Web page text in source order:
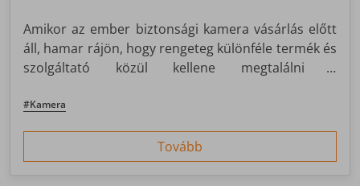
Amikor az ember biztonsági kamera vásárlás előtt
áll, hamar rájön, hogy rengeteg különféle termék és
szolgáltató közül kellene megtalálni a
hiányában szinte lehetetlen feladatnak tűnhet, ám
lehető legjobban körüljárni a témát, és választ adni
minden felmerülő kérdésre.
#Kamera
Tovább